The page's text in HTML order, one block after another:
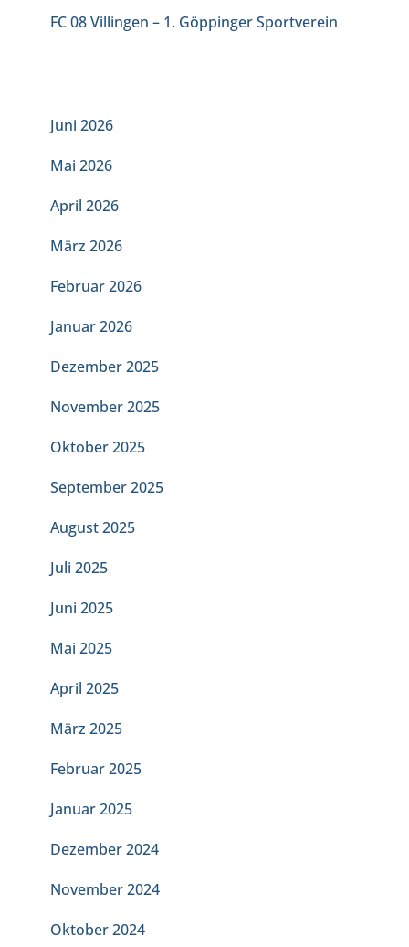
FC 08 Villingen – 1. Göppinger Sportverein
Juni 2026
Mai 2026
April 2026
März 2026
Februar 2026
Januar 2026
Dezember 2025
November 2025
Oktober 2025
September 2025
August 2025
Juli 2025
Juni 2025
Mai 2025
April 2025
März 2025
Februar 2025
Januar 2025
Dezember 2024
November 2024
Oktober 2024